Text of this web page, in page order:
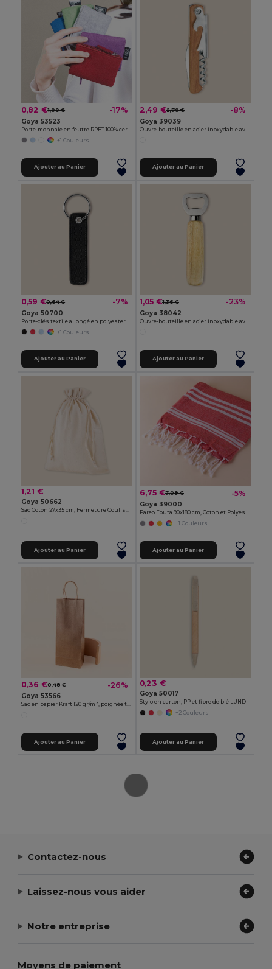
0,82 €1,00 € -17%
Goya 53523
+1 Couleurs
Ajouter au Panier
2,49 €2,70 € -8%
Goya 39039
Ajouter au Panier
0,59 €0,64 € -7%
Goya 50700
+1 Couleurs
Ajouter au Panier
1,05 €1,36 € -23%
Goya 38042
Ajouter au Panier
1,21 €
Goya 50662
Sac Coton 27x35 cm, Fermeture Coulissante ALTER
Ajouter au Panier
6,75 €7,09 € -5%
Goya 39000
Pareo Fouta 90x180 cm, Coton et Polyester ZANZIBAR
+1 Couleurs
Ajouter au Panier
0,36 €0,48 € -26%
Goya 53566
Sac en papier Kraft 120 gr/m², poignée torsadée, certifié FSC IRTHE
Ajouter au Panier
0,23 €
Goya 50017
Stylo en carton, PP et fibre de blé LUND
+2 Couleurs
Ajouter au Panier
Contactez-nous
Laissez-nous vous aider
Notre entreprise
Moyens de paiement